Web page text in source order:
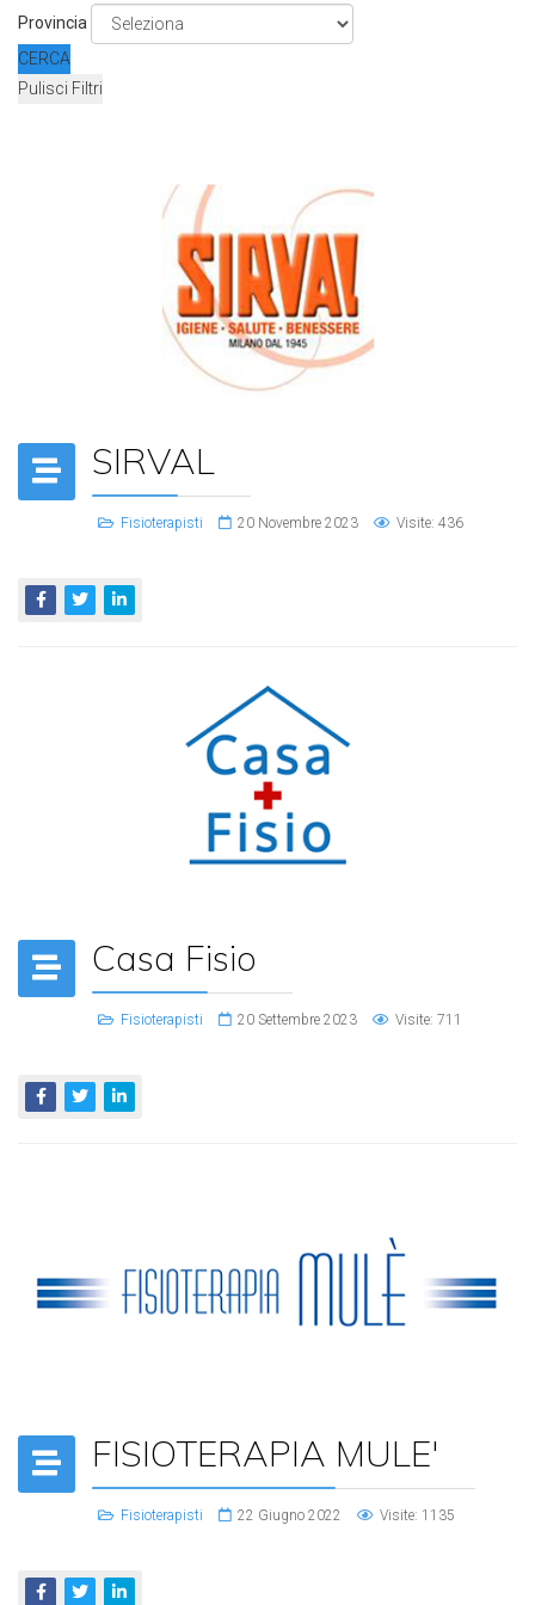
Provincia
CERCA
Pulisci Filtri
SIRVAL
Fisioterapisti 20 Novembre 2023 Visite: 436
Casa Fisio
Fisioterapisti 20 Settembre 2023 Visite: 711
FISIOTERAPIA MULE'
Fisioterapisti 22 Giugno 2022 Visite: 1135